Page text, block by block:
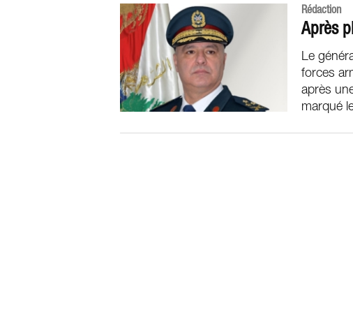
Rédaction
Après
Le
forces
après
marqué